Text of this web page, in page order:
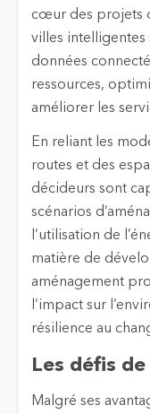
cœur des projets
villes intelligentes
données
ressources,
améliorer les
En reliant les
routes et des
décideurs sont
scénarios
l’utilisation de
matière de
aménagement
l’impact sur
résilience au
Les défis
Malgré ses